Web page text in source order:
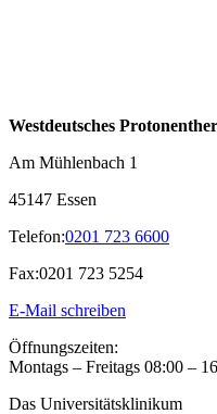
Westdeutsches
Am Mühlenbach 1
45147 Essen
Telefon:0201 723 6600
Fax:0201 723 5254
E-Mail schreiben
Öffnungszeiten:
Montags – Freitags 08:00 –
Das Universitätsklinikum